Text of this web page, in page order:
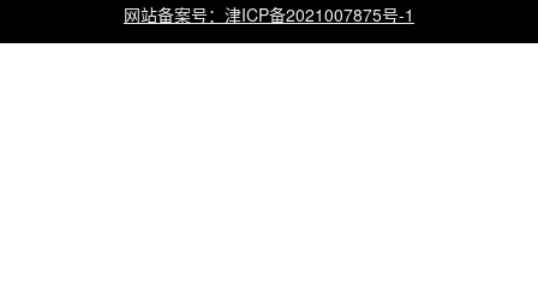
网站备案号：津ICP备2021007875号-1